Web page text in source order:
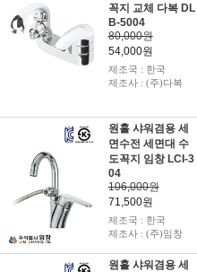
꼭지 교체 다복 DL
B-5004
80,000원
54,000원
제조국 : 한국
제조사 : (주)다복
원홀 샤워겸용 세
면수전 세면대 수
도꼭지 임창 LCI-3
04
106,000원
71,500원
제조국 : 한국
제조사 : (주)임창
원홀 샤워겸용 세